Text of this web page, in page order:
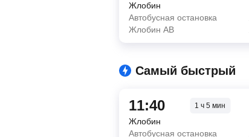
Жлобин
Автобусная остановка
Жлобин АВ
Самый быстрый
11:40 1 ч 5 мин
Жлобин
Автобусная остановка